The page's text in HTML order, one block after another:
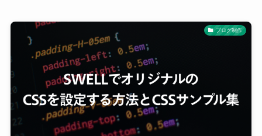
ブログ制作